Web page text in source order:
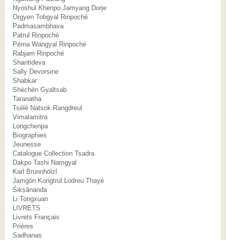
Nyoshul Khenpo Jamyang Dorje
Orgyen Tobgyal Rinpoché
Padmasambhava
Patrul Rinpoché
Péma Wangyal Rinpoché
Rabjam Rinpoché
Shantideva
Sally Devorsine
Shabkar
Shéchèn Gyaltsab
Taranatha
Tsélé Natsok Rangdreul
Vimalamitra
Longchenpa
Biographies
Jeunesse
Catalogue Collection Tsadra
Dakpo Tashi Namgyal
Karl Brunnhölzl
Jamgön Kongtrul Lodreu Thayé
Śikṣānanda
Li Tongxuan
LIVRETS
Livrets Français
Prières
Sadhanas